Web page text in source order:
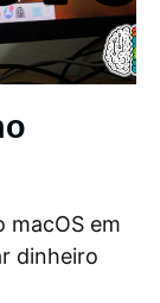
macOS em
dinheiro